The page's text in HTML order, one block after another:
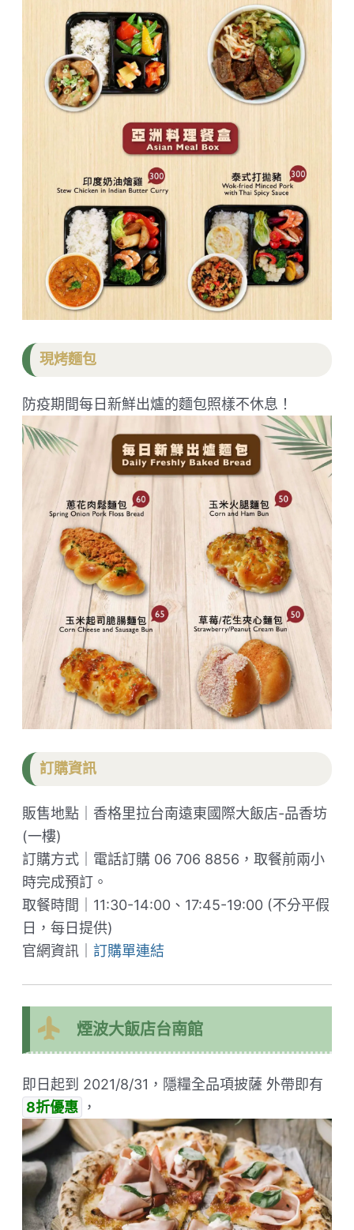
現烤麵包
防疫期間每日新鮮出爐的麵包照樣不休息！
訂購資訊
販售地點｜香格里拉台南遠東國際大飯店-品香坊
(一樓)
訂購方式｜電話訂購 06 706 8856，取餐前兩小
時完成預訂。
取餐時間｜11:30-14:00、17:45-19:00 (不分平假
日，每日提供)
官網資訊｜ 訂購單連結
煙波大飯店台南館
即日起到 2021/8/31，隱糧全品項披薩 外帶即有
8折優惠 ，